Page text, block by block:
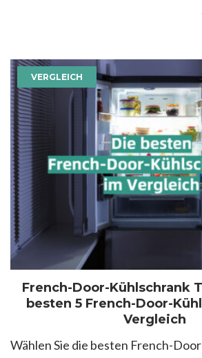
VERGLEICH
French-Door-Kühlschrank
besten 5 French-Door-
Vergleich
Wählen Sie die besten French-